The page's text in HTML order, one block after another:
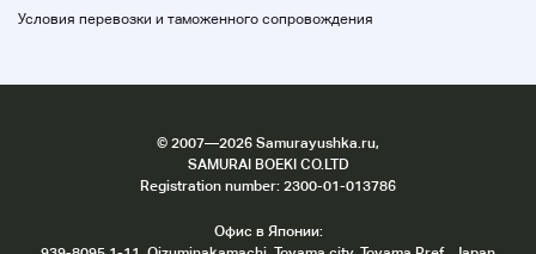
Условия перевозки и таможенного сопровождения
© 2007—2026 Samurayushka.ru,
SAMURAI BOEKI CO.LTD
Registration number: 2300-01-013786
Офис в Японии: